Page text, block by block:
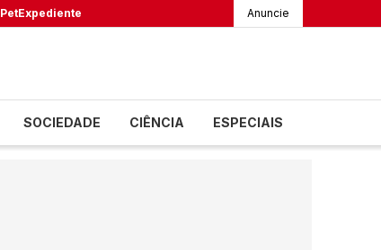
PetExpediente Anuncie
SOCIEDADE CIÊNCIA ESPECIAIS